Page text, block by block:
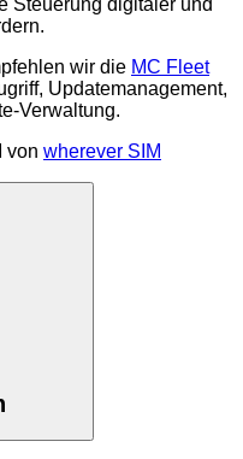
Steuerung digitaler und
wir die MC Fleet
Updatemanagement,
Verwaltung.
von wherever SIM